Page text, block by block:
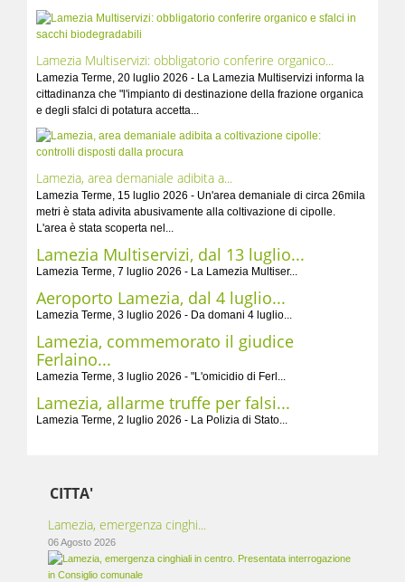
Lamezia Multiservizi: obbligatorio conferire organico...
Lamezia Terme, 20 luglio 2026 - La Lamezia Multiservizi informa la
cittadinanza che "l'impianto di destinazione della frazione organica
e degli sfalci di potatura accetta...
Lamezia, area demaniale adibita a...
Lamezia Terme, 15 luglio 2026 - Un'area demaniale di circa 26mila
metri è stata adivita abusivamente alla coltivazione di cipolle.
L'area è stata scoperta nel...
Lamezia Multiservizi, dal 13 luglio...
Lamezia Terme, 7 luglio 2026 - La Lamezia Multiser...
Aeroporto Lamezia, dal 4 luglio...
Lamezia Terme, 3 luglio 2026 - Da domani 4 luglio...
Lamezia, commemorato il giudice
Ferlaino...
Lamezia Terme, 3 luglio 2026 - "L'omicidio di Ferl...
Lamezia, allarme truffe per falsi...
Lamezia Terme, 2 luglio 2026 - La Polizia di Stato...
CITTA'
Lamezia, emergenza cinghi...
06 Agosto 2026